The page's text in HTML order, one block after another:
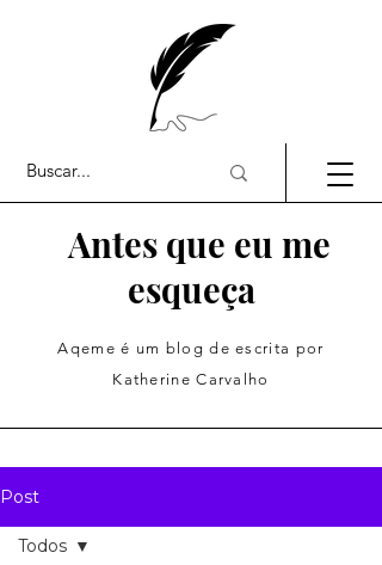
Antes que eu me
esqueça
Aqeme é um blog de escrita por
Katherine Carvalho
Post
Todos